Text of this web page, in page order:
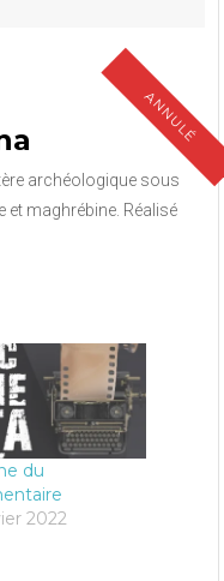
ANNULÉ
archéologique sous
et maghrébine. Réalisé
du
2022